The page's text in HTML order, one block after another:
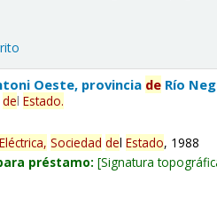
Oeste, provincia de Río
delEstado.
Eléctrica, Sociedad delEstado, 1988
préstamo: Signatura